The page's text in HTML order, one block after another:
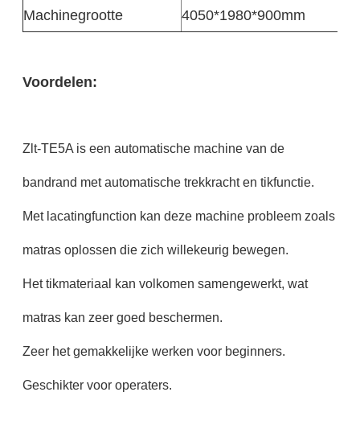
Machinegrootte 4050*1980*900mm
Voordelen:
Zlt-TE5A is een automatische machine van de
bandrand met automatische trekkracht en tikfunctie.
Met lacatingfunction kan deze machine probleem zoals
matras oplossen die zich willekeurig bewegen.
Het tikmateriaal kan volkomen samengewerkt, wat
matras kan zeer goed beschermen.
Zeer het gemakkelijke werken voor beginners.
Geschikter voor operaters.